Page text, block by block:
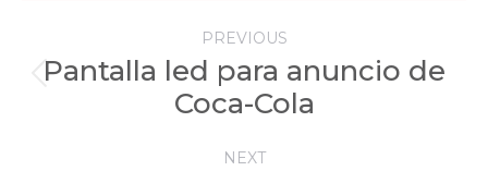
entre
proyectos
PREVIOUS
Proyecto
anterior
Pantalla led para anuncio de
Coca-Cola
NEXT